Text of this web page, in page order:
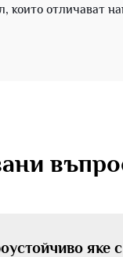
които отличават
яке